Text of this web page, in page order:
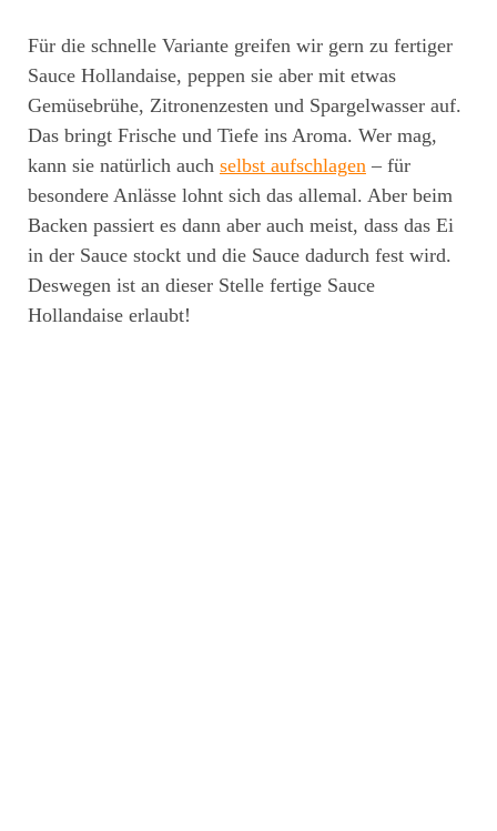
Für die schnelle Variante greifen wir gern zu fertiger
Sauce Hollandaise, peppen sie aber mit etwas
Gemüsebrühe, Zitronenzesten und Spargelwasser auf.
Das bringt Frische und Tiefe ins Aroma. Wer mag,
kann sie natürlich auch selbst aufschlagen – für
besondere Anlässe lohnt sich das allemal. Aber beim
Backen passiert es dann aber auch meist, dass das Ei
in der Sauce stockt und die Sauce dadurch fest wird.
Deswegen ist an dieser Stelle fertige Sauce
Hollandaise erlaubt!